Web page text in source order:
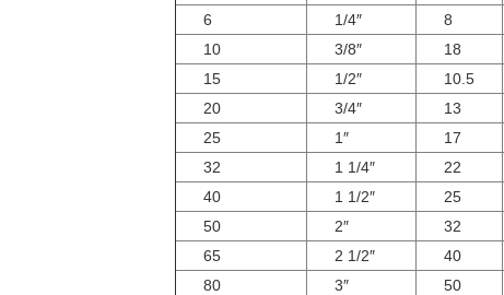
6
1/4″ 8
10
3/8″ 18
15
1/2″ 10.5
20
3/4″ 13
25
1″ 17
32
1 1/4″ 22
40
1 1/2″ 25
50
2″ 32
65
2 1/2″ 40
80
3″ 50